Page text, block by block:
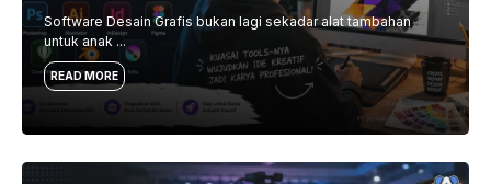
Software Desain Grafis bukan lagi sekadar alat tambahan
untuk anak ...
READ MORE